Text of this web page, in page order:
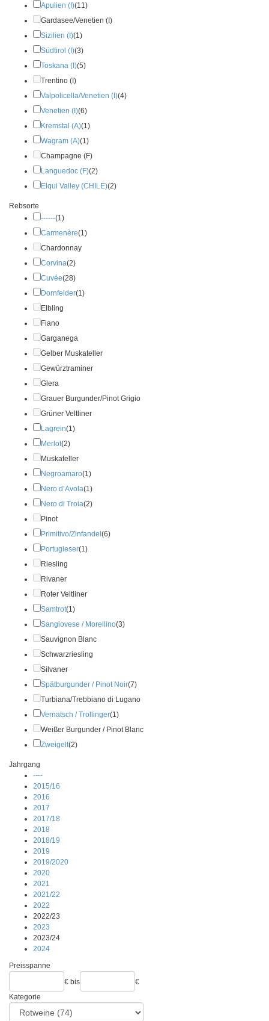
Apulien (I)(11)
Gardasee/Venetien (I)
Sizilien (I)(1)
Südtirol (I)(3)
Toskana (I)(5)
Trentino (I)
Valpolicella/Venetien (I)(4)
Venetien (I)(6)
Kremstal (A)(1)
Wagram (A)(1)
Champagne (F)
Languedoc (F)(2)
Elqui Valley (CHILE)(2)
Rebsorte
------(1)
Carmenère(1)
Chardonnay
Corvina(2)
Cuvée(28)
Dornfelder(1)
Elbling
Fiano
Garganega
Gelber Muskateller
Gewürztraminer
Glera
Grauer Burgunder/Pinot Grigio
Grüner Veltliner
Lagrein(1)
Merlot(2)
Muskateller
Negroamaro(1)
Nero d’Avola(1)
Nero di Troia(2)
Pinot
Primitivo/Zinfandel(6)
Portugieser(1)
Riesling
Rivaner
Roter Veltliner
Samtrot(1)
Sangiovese / Morellino(3)
Sauvignon Blanc
Schwarzriesling
Silvaner
Spätburgunder / Pinot Noir(7)
Turbiana/Trebbiano di Lugano
Vernatsch / Trollinger(1)
Weißer Burgunder / Pinot Blanc
Zweigelt(2)
Jahrgang
----
2015/16
2016
2017
2017/18
2018
2018/19
2019
2019/2020
2020
2021
2021/22
2022
2022/23
2023
2023/24
2024
Preisspanne
€ bis
€
Kategorie